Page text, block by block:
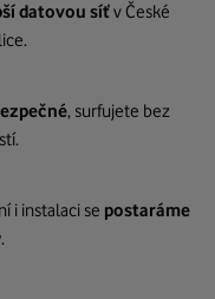
datovou síťv České
, surfujete bez
i instalaci se postaráme
.